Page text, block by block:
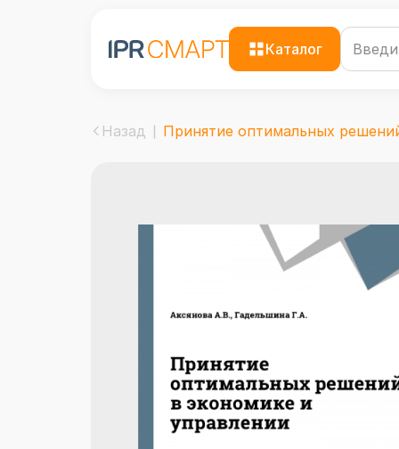
Каталог
Назад Принятие оптимальных